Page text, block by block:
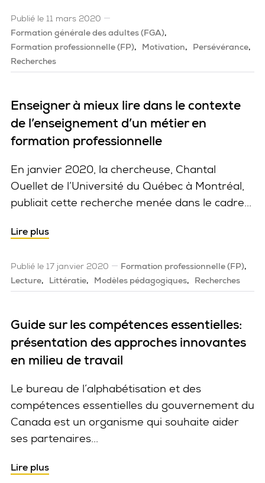
Publié le 11 mars 2020
Formation générale des adultes (FGA)
Formation professionnelle (FP)
Motivation
Persévérance
Recherches
Enseigner à mieux lire dans le contexte
de l’enseignement d’un métier en
formation professionnelle
En janvier 2020, la chercheuse, Chantal
Ouellet de l’Université du Québec à Montréal,
publiait cette recherche menée dans le cadre...
Lire plus
Publié le 17 janvier 2020
Formation professionnelle (FP)
Lecture
Littératie Modèles pédagogiques Recherches
Guide sur les compétences essentielles:
présentation des approches innovantes
en milieu de travail
Le bureau de l’alphabétisation et des
compétences essentielles du gouvernement du
Canada est un organisme qui souhaite aider
ses partenaires...
Lire plus